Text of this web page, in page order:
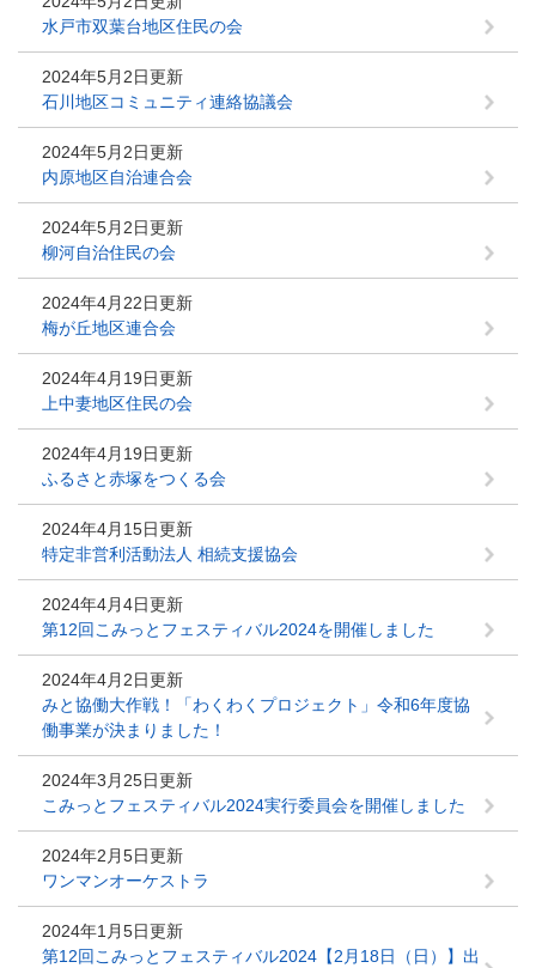
水戸市双葉台地区住民の会
2024年5月2日更新
石川地区コミュニティ連絡協議会
2024年5月2日更新
内原地区自治連合会
2024年5月2日更新
柳河自治住民の会
2024年4月22日更新
梅が丘地区連合会
2024年4月19日更新
上中妻地区住民の会
2024年4月19日更新
ふるさと赤塚をつくる会
2024年4月15日更新
特定非営利活動法人 相続支援協会
2024年4月4日更新
第12回こみっとフェスティバル2024を開催しました
2024年4月2日更新
みと協働大作戦！「わくわくプロジェクト」令和6年度協
働事業が決まりました！
2024年3月25日更新
こみっとフェスティバル2024実行委員会を開催しました
2024年2月5日更新
ワンマンオーケストラ
2024年1月5日更新
第12回こみっとフェスティバル2024【2月18日（日）】出